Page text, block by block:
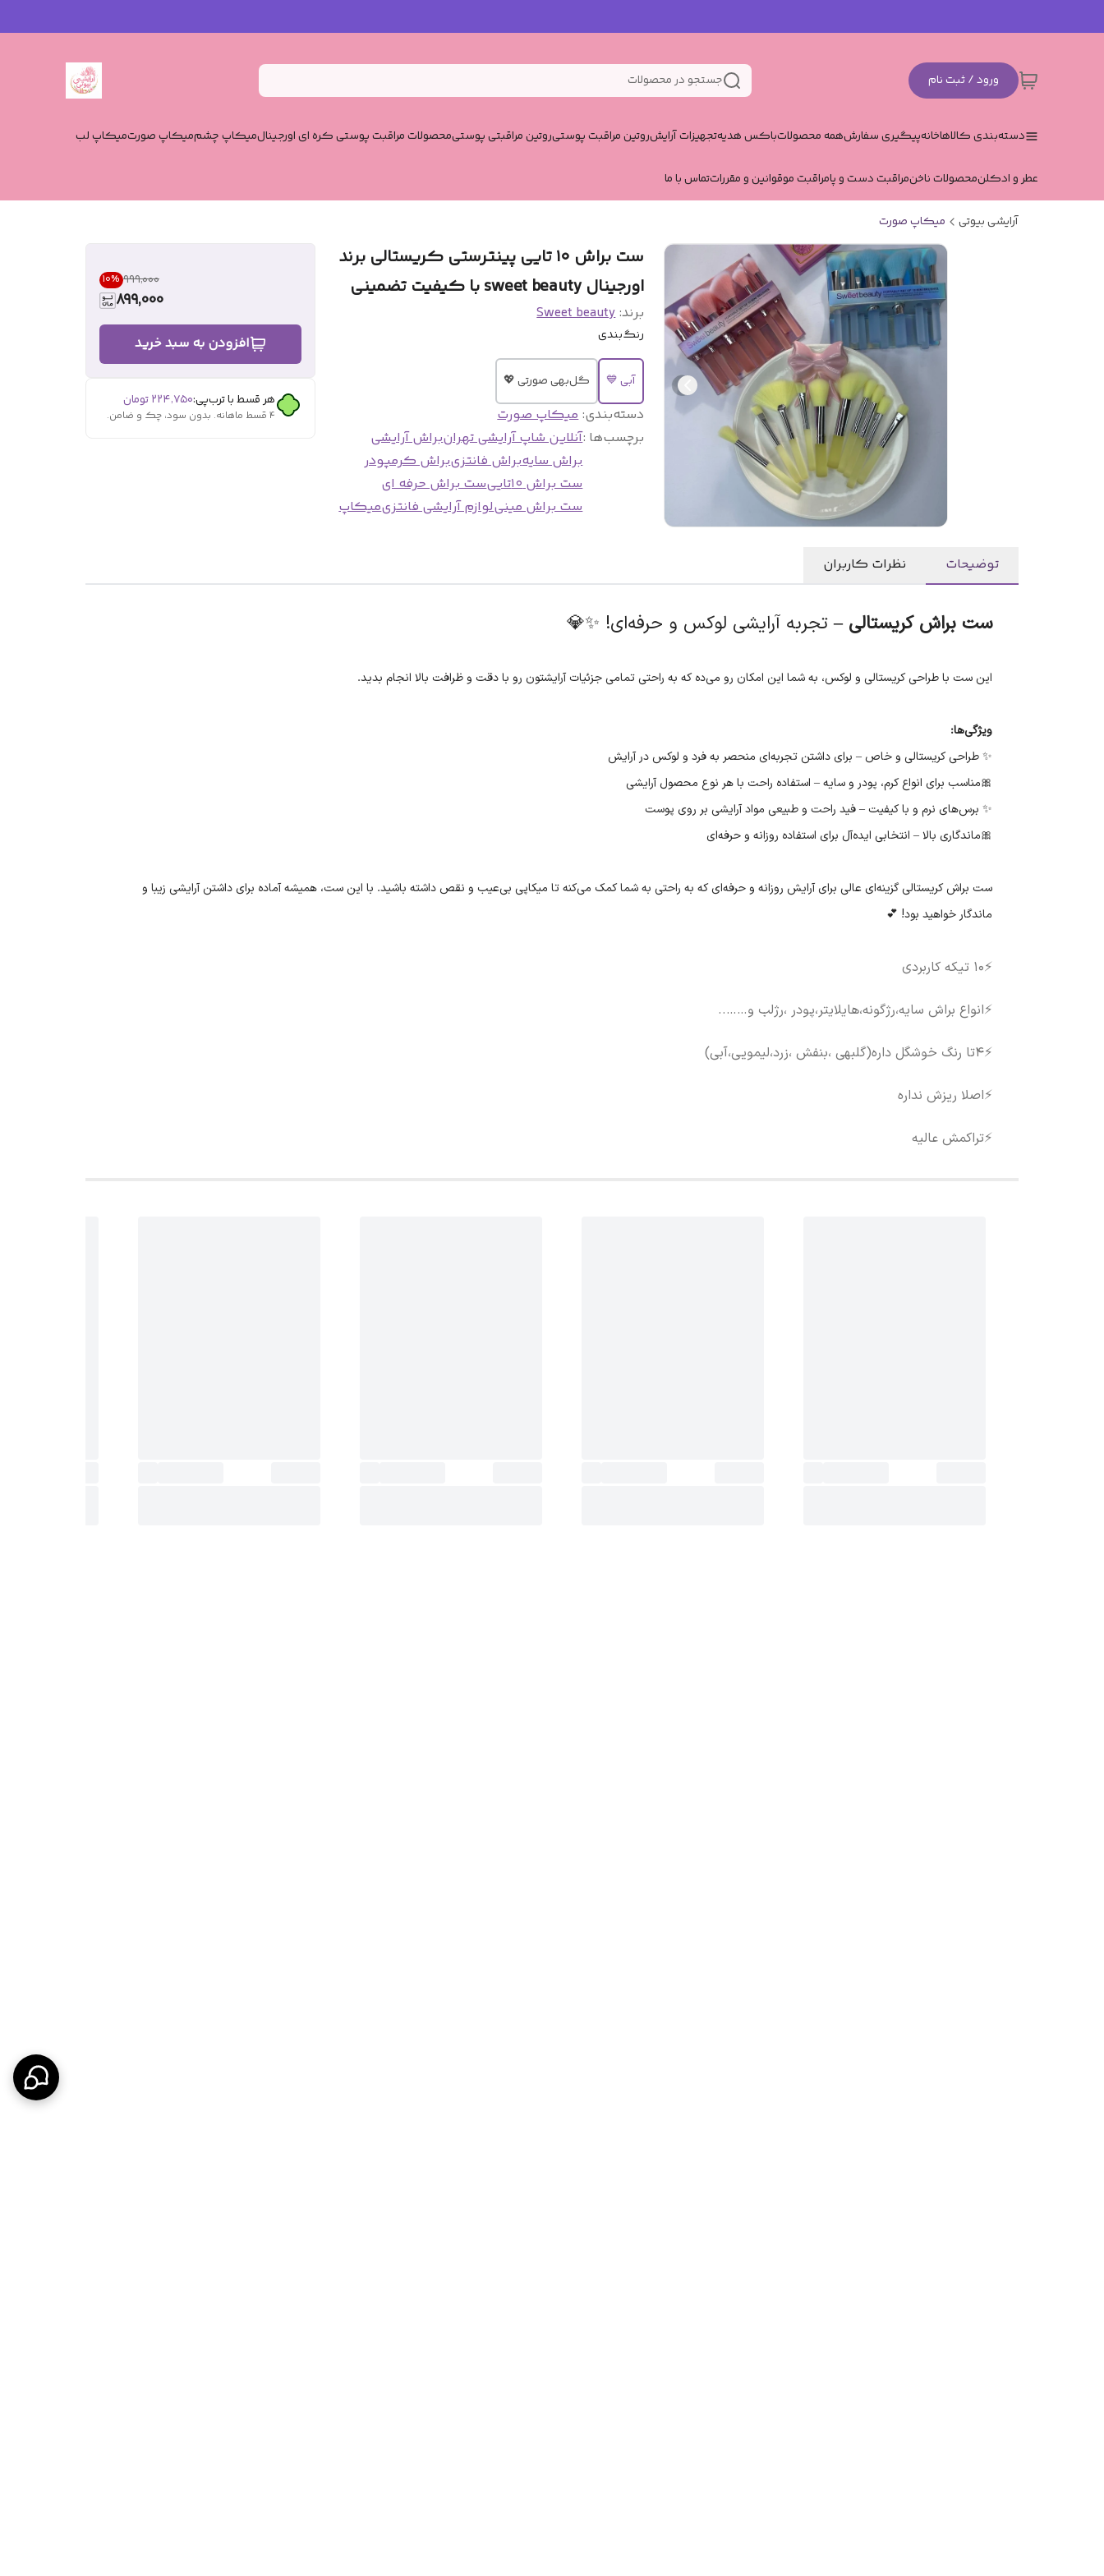
ورود / ثبت نام جستجو در محصولات
دسته‌بندی کالاهاخانهپیگیری سفارشهمه محصولاتباکس هدیهتجهیزات آرایشروتین مراقبت پوستیروتین مراقبتی پوستیمحصولات مراقبت پوستی کره ای اورجینالمیکاپ چشممیکاپ صورتمیکاپ لب
عطر و ادکلنمحصولات ناخنمراقبت دست و پامراقبت موقوانین و مقرراتتماس با ما
آرایشی بیوتی میکاپ صورت
ست براش ۱۰ تایی پینترستی کریستالی برند
اورجینال sweet beauty با کیفیت تضمینی
برند:Sweet beauty
رنگ‌بندی
آبی 💙 گل‌بهی صورتی 💖
دسته‌بندی:میکاپ صورت
برچسب‌ها :آنلاین شاپ آرایشی تهرانبراش آرایشی
براش سایهبراش فانتزیبراش کرمپودر
ست براش ۱۰تایی
ست براش حرفه ای
ست براش مینیلوازم آرایشی فانتزیمیکاپ
۹۹۹٬۰۰۰ 10%
899,000
افزودن به سبد خرید
هر قسط با ترب‌پی:۲۲۴٬۷۵۰تومان
۴ قسط ماهانه. بدون سود، چک و ضامن.
توضیحات نظرات کاربران
ست براش کریستالی –تجربه آرایشی لوکس و حرفه‌ای! ✨💎
این ست با طراحی کریستالی و لوکس، به شما این امکان رو می‌ده که به راحتی تمامی جزئیات آرایشتون رو با دقت و ظرافت بالا انجام بدید.
ویژگی‌ها:
✨ طراحی کریستالی و خاص – برای داشتن تجربه‌ای منحصر به فرد و لوکس در آرایش
🎀مناسب برای انواع کرم، پودر و سایه – استفاده راحت با هر نوع محصول آرایشی
✨️ برس‌های نرم و با کیفیت – فید راحت و طبیعی مواد آرایشی بر روی پوست
🎀ماندگاری بالا – انتخابی ایده‌آل برای استفاده روزانه و حرفه‌ای
ست براش کریستالی گزینه‌ای عالی برای آرایش روزانه و حرفه‌ای که به راحتی به شما کمک می‌کنه تا میکاپی بی‌عیب و نقص داشته باشید. با این ست، همیشه آماده برای داشتن آرایشی زیبا و
ماندگار خواهید بود! 💕
⚡️۱۰ تیکه کاربردی
⚡️انواع براش سایه،رژگونه،هایلایتر،پودر ،رژلب و……..
⚡️۴تا رنگ خوشگل داره(گلبهی ،بنفش ،زرد،لیمویی،آبی)
⚡️اصلا ریزش نداره
⚡️تراکمش عالیه